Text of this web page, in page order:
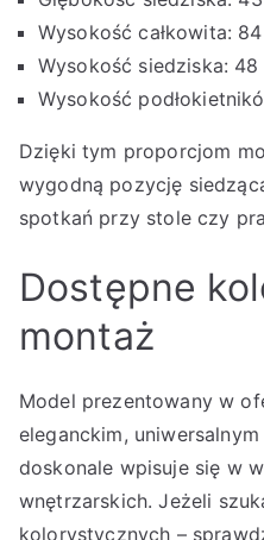
Wysokość całkowita:
Wysokość siedziska: 48
Wysokość
Dzięki tym proporcjom
wygodną pozycję
spotkań przy stole czy
Dostępne
montaż
Model prezentowany w
eleganckim,
doskonale wpisuje się w
wnętrzarskich. Jeżeli
kolorystycznych –